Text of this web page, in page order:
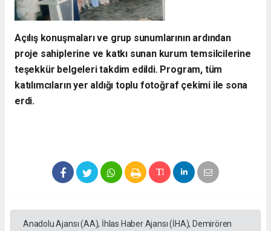
​Açılış konuşmaları ve grup sunumlarının ardından
proje sahiplerine ve katkı sunan kurum temsilcilerine
teşekkür belgeleri takdim edildi. Program, tüm
katılımcıların yer aldığı toplu fotoğraf çekimi ile sona
erdi.
Anadolu Ajansı (AA), İhlas Haber Ajansı (İHA), Demirören